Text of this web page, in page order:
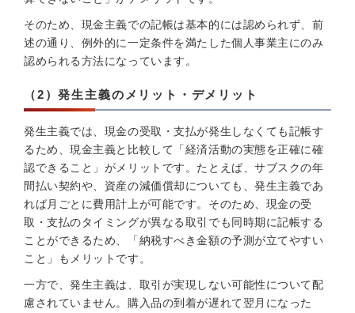
そのため、現金主義での記帳は基本的には認められず、前
述の通り、例外的に一定条件を満たした個人事業主にのみ
認められる方法になっています。
（2）発生主義のメリット・デメリット
発生主義では、現金の受取・支払が発生しなくても記帳す
るため、現金主義と比較して「経済活動の実態を正確に確
認できること」がメリットです。たとえば、サブスクの年
間払い契約や、資産の減価償却についても、発生主義であ
れば月ごとに費用計上が可能です。そのため、現金の受
取・支払のタイミングが異なる取引でも同時期に記帳する
ことができるため、「納税すべき金額の予測が立てやすい
こと」もメリットです。
一方で、発生主義は、取引が実現しない可能性について配
慮されていません。購入品の到着が遅れて翌月になった